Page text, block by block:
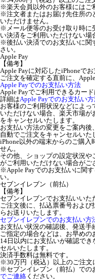
※楽天会員以外のお客様にはご
※注文者またはお届け先住所の
いただけません。
※メール便等のお受け取り時に
い決済をご利用いただけない場
※後払い決済でのお支払いに関
さい。
Apple Pay
【備考】
Apple Payに対応したiPhoneで
ご注文を確定する直前に、
Apple Payでのお支払い方法
Apple Payでご利用できるカー
詳細はApple Payでのお支払い
お客様のご利用状況などによっ
いただけない場合、楽天市場
をキャンセルいたします。
お支払い方法の変更をご案内
自動でご注文をキャンセルいた
iPhone以外の端末からのご購入
せん。
その他、ショップの設定状況や
がご利用いただけない場合がご
※Apple Payでのお支払いに関
い。
セブンイレブン（前払）
【備考】
セブンイレブンでお支払いいた
ご注文後に、払込票番号およ
らお送りいたします。
セブンイレブンでのお支払い方
お支払い状況の確認後、発送
ご指定の場合などは、お早めの
14日以内にお支払いが確認で
セルいたします。
決済手数料は無料です。
※30万円（税込）以上のご注文
※セブンイレブン（前払）での
でご連絡 ください。